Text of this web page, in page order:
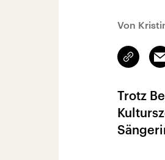
Von
Link
kopieren/
Trotz